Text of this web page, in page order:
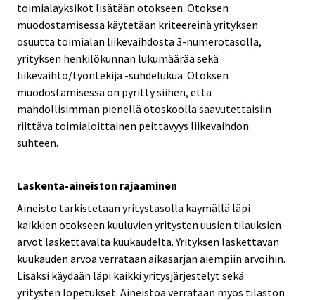
toimialayksiköt lisätään otokseen. Otoksen
muodostamisessa käytetään kriteereinä yrityksen
osuutta toimialan liikevaihdosta 3-numerotasolla,
yrityksen henkilökunnan lukumäärää sekä
liikevaihto/työntekijä -suhdelukua. Otoksen
muodostamisessa on pyritty siihen, että
mahdollisimman pienellä otoskoolla saavutettaisiin
riittävä toimialoittainen peittävyys liikevaihdon
suhteen.
Laskenta-aineiston rajaaminen
Aineisto tarkistetaan yritystasolla käymällä läpi
kaikkien otokseen kuuluvien yritysten uusien tilauksien
arvot laskettavalta kuukaudelta. Yrityksen laskettavan
kuukauden arvoa verrataan aikasarjan aiempiin arvoihin.
Lisäksi käydään läpi kaikki yritysjärjestelyt sekä
yritysten lopetukset. Aineistoa verrataan myös tilaston